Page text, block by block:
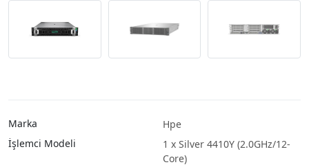
Marka
Hpe
İşlemci Modeli
1 x Silver 4410Y (2.0GHz/12-
Core)